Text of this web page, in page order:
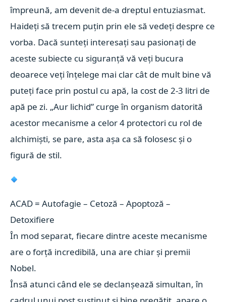
împreună, am devenit de-a dreptul entuziasmat.
Haideți să trecem puțin prin ele să vedeți despre ce
vorba. Dacă sunteți interesați sau pasionați de
aceste subiecte cu siguranță vă veți bucura
deoarece veți înțelege mai clar cât de mult bine vă
puteți face prin postul cu apă, la cost de 2-3 litri de
apă pe zi. „Aur lichid” curge în organism datorită
acestor mecanisme a celor 4 protectori cu rol de
alchimiști, se pare, asta așa ca să folosesc și o
figură de stil.
ACAD = Autofagie – Cetoză – Apoptoză –
Detoxifiere
În mod separat, fiecare dintre aceste mecanisme
are o forță incredibilă, una are chiar și premii
Nobel.
Însă atunci când ele se declanșează simultan, în